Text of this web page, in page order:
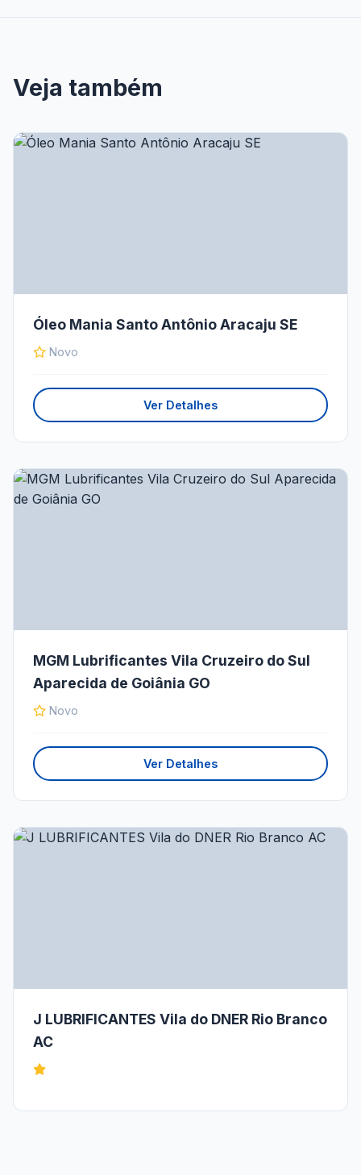
Veja também
Óleo Mania Santo Antônio Aracaju SE
Novo
Ver Detalhes
MGM Lubrificantes Vila Cruzeiro do Sul
Aparecida de Goiânia GO
Novo
Ver Detalhes
J LUBRIFICANTES Vila do DNER Rio Branco
AC